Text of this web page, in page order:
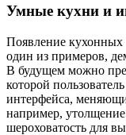
Умные кухни и
Появление
один из примеров,
В будущем можно
которой
интерфейса,
например,
шероховатость для